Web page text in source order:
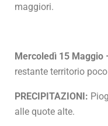
maggiori.
Mercoledì 15 Maggio
restante territorio
PRECIPITAZIONI:
alle quote alte.